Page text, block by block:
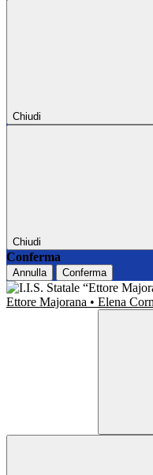
Chiudi
Chiudi
Conferma
Annulla Conferma
Ettore Majorana • Elena